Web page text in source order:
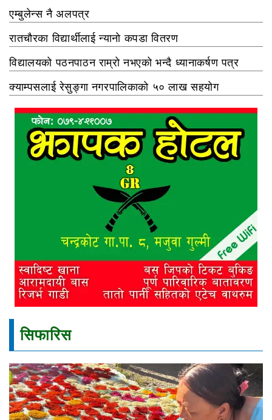
एम्बुलेन्स नै अलपत्र
रातचौरका विद्यार्थीलाई न्यानो कपडा वितरण
विद्यालयको पठनपाठन राम्रो नभएको भन्दै ध्यानाकर्षण पत्र
क्याम्पसलाई रेसुङ्गा नगरपालिकाको ५० लाख सहयोग
सिफारिस